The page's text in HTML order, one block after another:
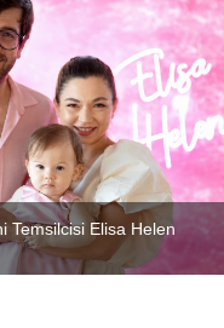
Temsilcisi Elisa Helen